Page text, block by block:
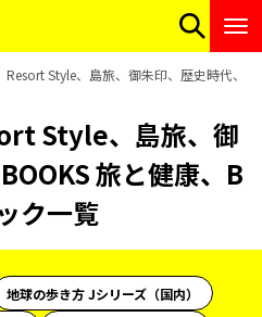
Resort Style、島旅、御朱印、歴史時代、
Style、島旅、御
旅と健康、B
ク一覧
地球の歩き方 Jシリーズ（国内）